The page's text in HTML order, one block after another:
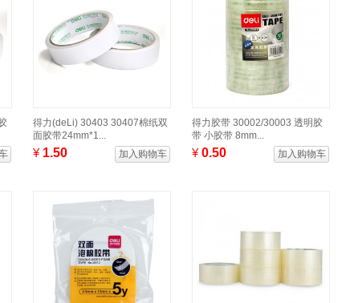
得力(deLi) 30403 30407棉纸双
面胶带24mm*1...
¥ 1.50 加入购物车
得力胶带 30002/30003 透明胶
带 小胶带 8mm...
¥0.50 加入购物车